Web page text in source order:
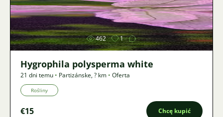
Zdjęcie
462 1
Hygrophila polysperma white
21 dni temu • Partizánske,? km • Oferta
Rośliny
€15 Chcę kupić